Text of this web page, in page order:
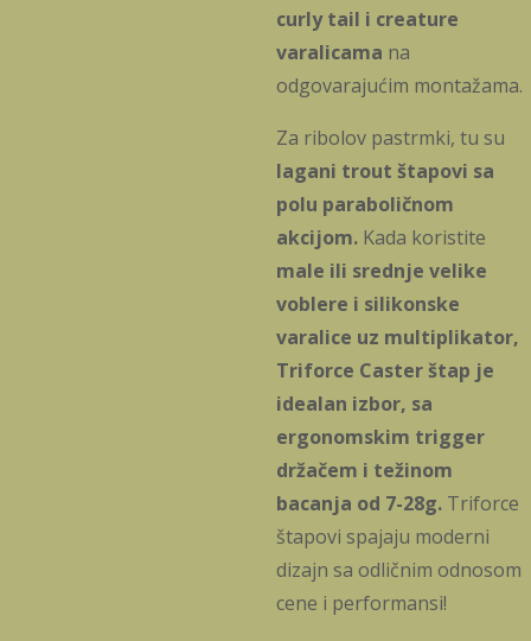
curly tail i creature
varalicama na
odgovarajućim montažama.
Za ribolov pastrmki, tu su
lagani trout štapovi sa
polu paraboličnom
akcijom.Kada koristite
male ili srednje velike
voblere i silikonske
varalice uz multiplikator,
Triforce Caster štap je
idealan izbor, sa
ergonomskim trigger
držačem i težinom
bacanja od 7-28g.Triforce
štapovi spajaju moderni
dizajn sa odličnim odnosom
cene i performansi!